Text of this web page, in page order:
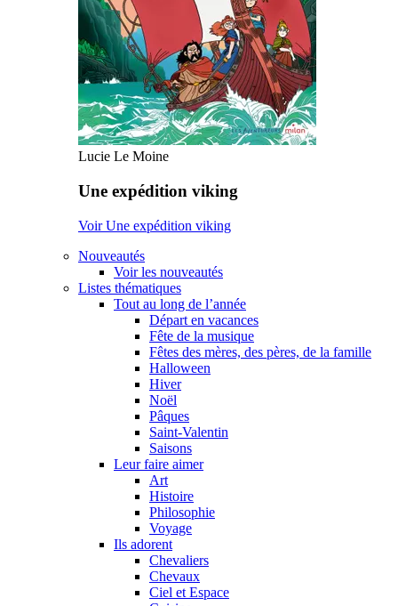
Lucie Le Moine
Une expédition viking
Voir Une expédition viking
Nouveautés
Voir les nouveautés
Listes thématiques
Tout au long de l’année
Départ en vacances
Fête de la musique
Fêtes des mères, des pères, de la famille
Halloween
Hiver
Noël
Pâques
Saint-Valentin
Saisons
Leur faire aimer
Art
Histoire
Philosophie
Voyage
Ils adorent
Chevaliers
Chevaux
Ciel et Espace